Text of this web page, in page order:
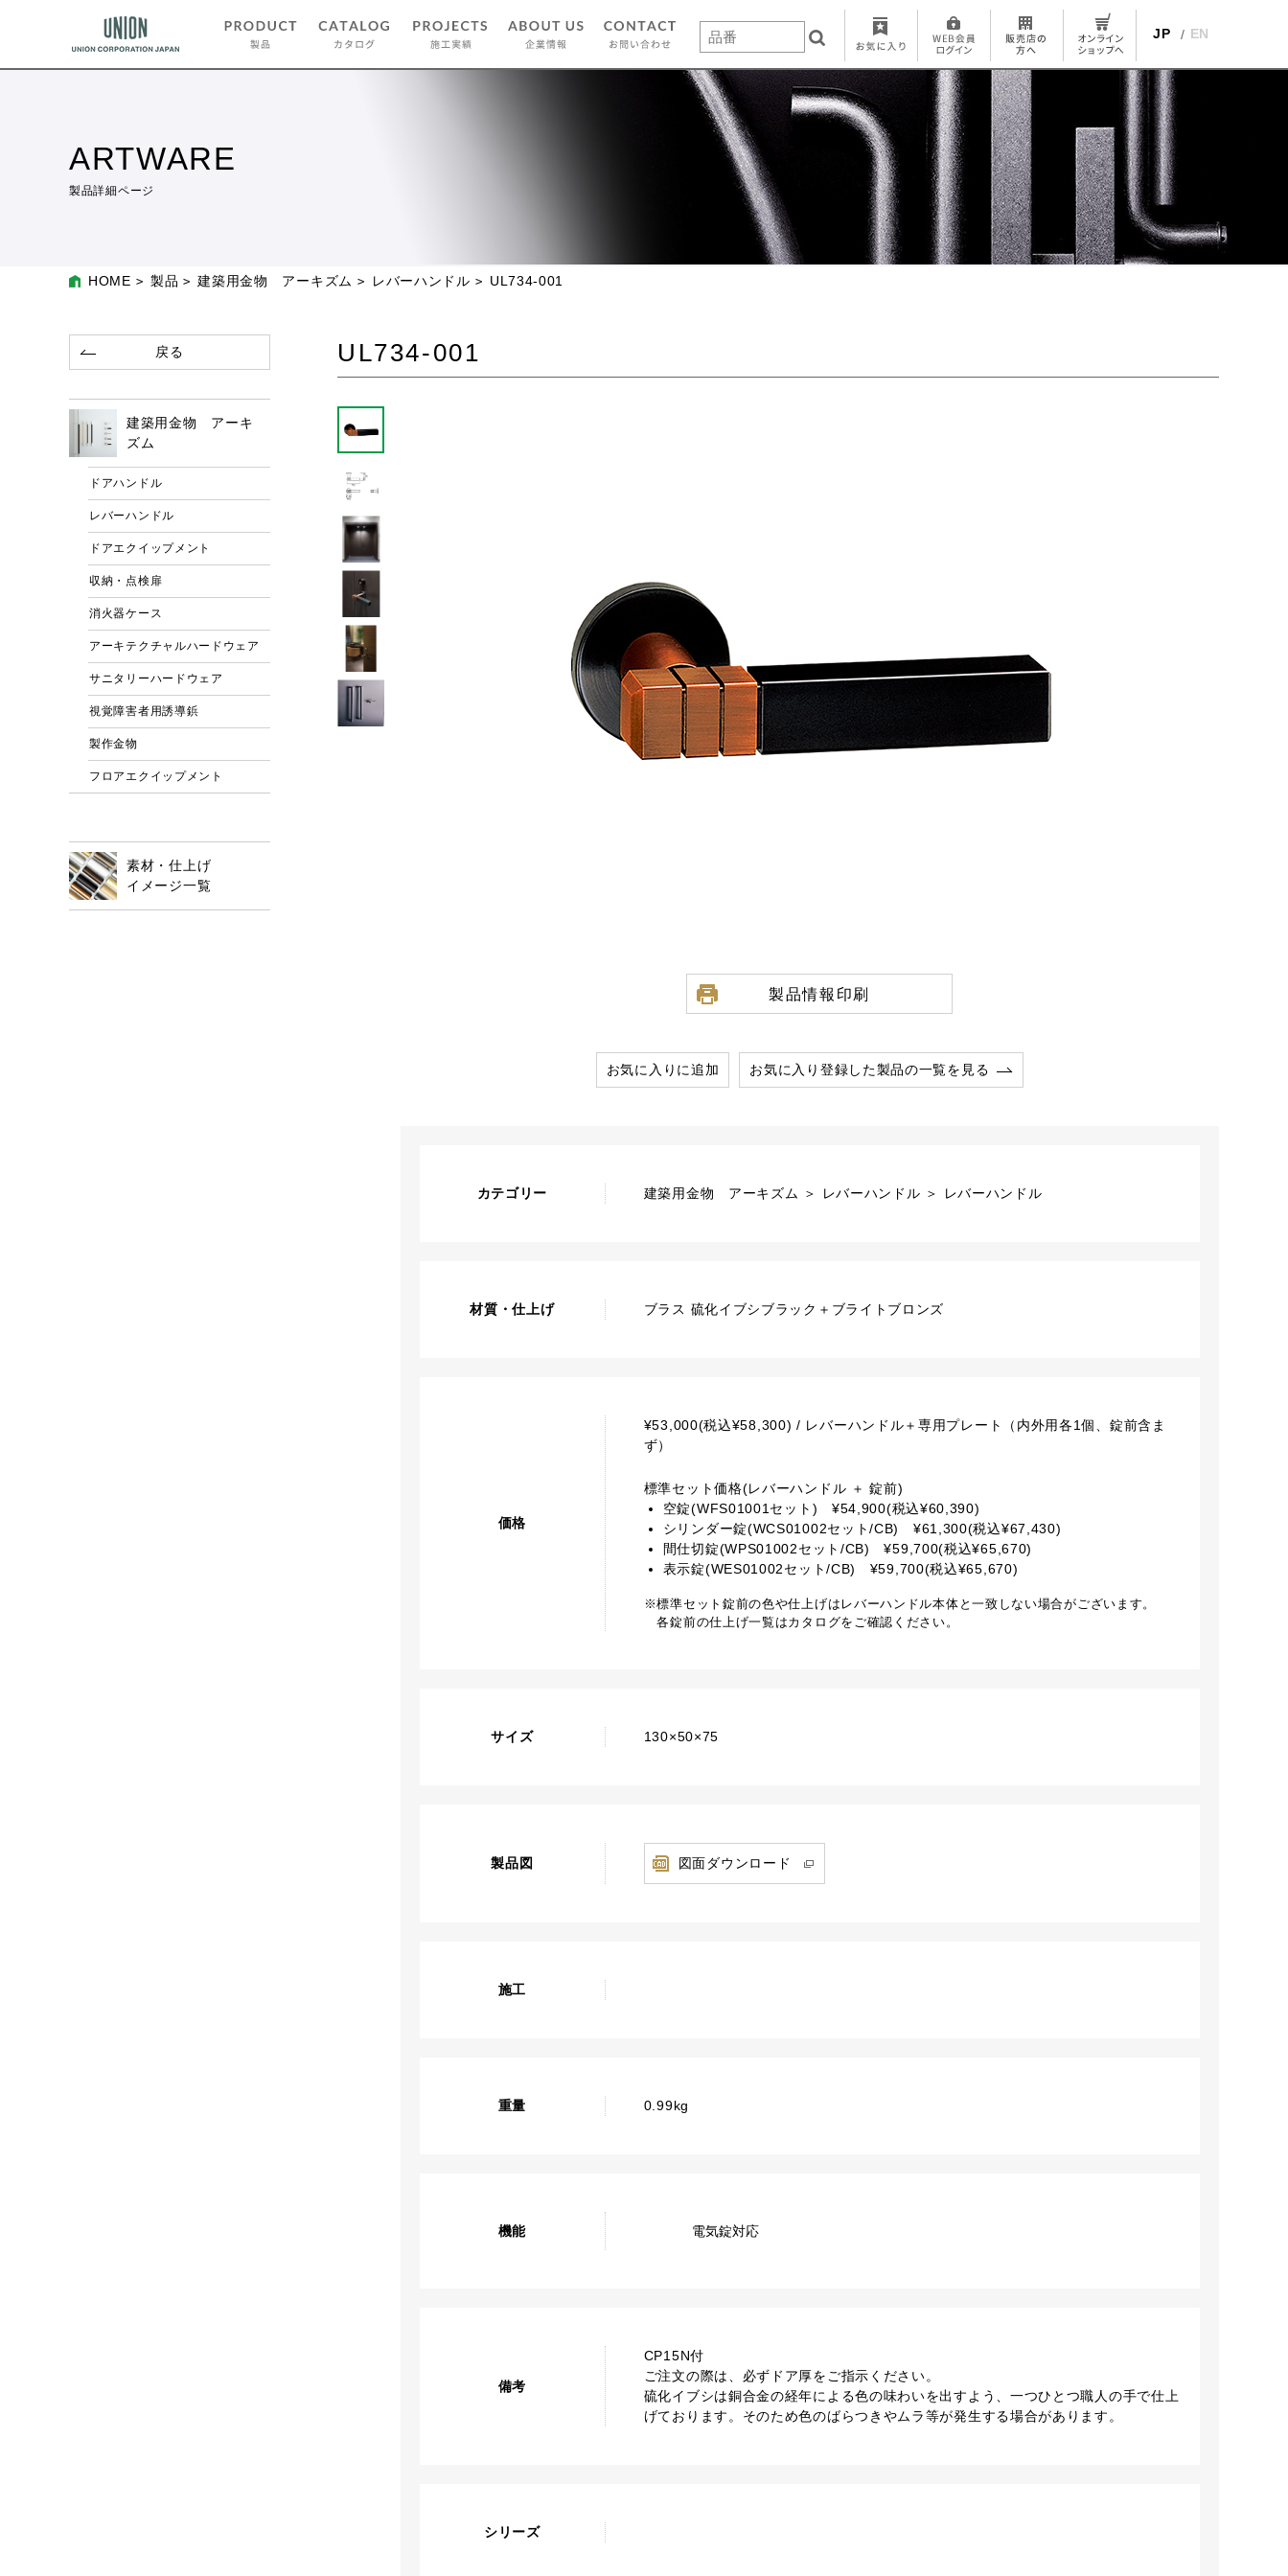
JP EN
ARTWARE
製品詳細ページ
HOME 製品 建築用金物 アーキズム レバーハンドル UL734-001
UL734-001
製品情報印刷
お気に入りに追加 お気に入り登録した製品の一覧を見る
カテゴリー 建築用金物 アーキズム ＞ レバーハンドル ＞ レバーハンドル
材質・仕上げ ブラス 硫化イブシブラック＋ブライトブロンズ
価格
¥53,000(税込¥58,300) / レバーハンドル＋専用プレート（内外用各1個、錠前含ま
ず）
標準セット価格(レバーハンドル ＋ 錠前)
空錠(WFS01001セット) ¥54,900(税込¥60,390)
シリンダー錠(WCS01002セット/CB) ¥61,300(税込¥67,430)
間仕切錠(WPS01002セット/CB) ¥59,700(税込¥65,670)
表示錠(WES01002セット/CB) ¥59,700(税込¥65,670)
※標準セット錠前の色や仕上げはレバーハンドル本体と一致しない場合がございます。
各錠前の仕上げ一覧はカタログをご確認ください。
サイズ 130×50×75
製品図 図面ダウンロード
施工
重量 0.99kg
機能 電気錠対応
備考
CP15N付
ご注文の際は、必ずドア厚をご指示ください。
硫化イブシは銅合金の経年による色の味わいを出すよう、一つひとつ職人の手で仕上
げております。そのため色のばらつきやムラ等が発生する場合があります。
シリーズ
戻る
建築用金物 アーキ
ズム
ドアハンドル
レバーハンドル
ドアエクイップメント
収納・点検扉
消火器ケース
アーキテクチャルハードウェア
サニタリーハードウェア
視覚障害者用誘導鋲
製作金物
フロアエクイップメント
素材・仕上げ
イメージ一覧